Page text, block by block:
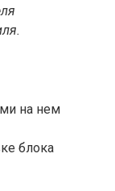
на нем
блока